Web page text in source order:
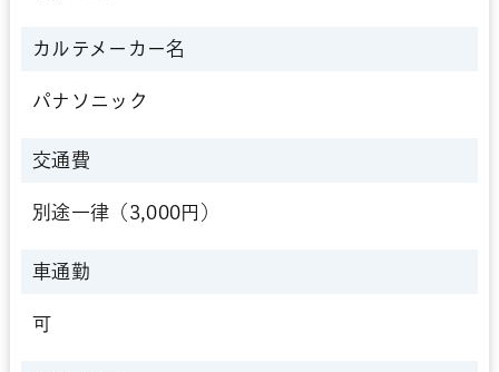
カルテメーカー名
パナソニック
交通費
別途一律（3,000円）
車通勤
可